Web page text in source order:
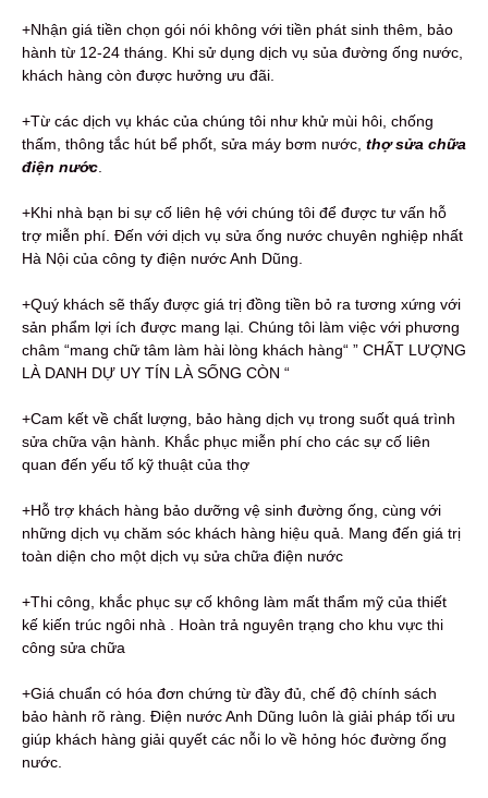
+Nhận giá tiền chọn gói nói không với tiền phát sinh thêm, bảo
hành từ 12-24 tháng. Khi sử dụng dịch vụ sủa đường ống nước,
khách hàng còn được hưởng ưu đãi.
+Từ các dịch vụ khác của chúng tôi như khử mùi hôi, chống
thấm, thông tắc hút bể phốt, sửa máy bơm nước, thợ sửa chữa
điện nước.
+Khi nhà bạn bi sự cố liên hệ với chúng tôi để được tư vấn hỗ
trợ miễn phí. Đến với dịch vụ sửa ống nước chuyên nghiệp nhất
Hà Nội của công ty điện nước Anh Dũng.
+Quý khách sẽ thấy được giá trị đồng tiền bỏ ra tương xứng với
sản phẩm lợi ích được mang lại. Chúng tôi làm việc với phương
châm “mang chữ tâm làm hài lòng khách hàng“ ” CHẤT LƯỢNG
LÀ DANH DỰ UY TÍN LÀ SỐNG CÒN “
+Cam kết về chất lượng, bảo hàng dịch vụ trong suốt quá trình
sửa chữa vận hành. Khắc phục miễn phí cho các sự cố liên
quan đến yếu tố kỹ thuật của thợ
+Hỗ trợ khách hàng bảo dưỡng vệ sinh đường ống, cùng với
những dịch vụ chăm sóc khách hàng hiệu quả. Mang đến giá trị
toàn diện cho một dịch vụ sửa chữa điện nước
+Thi công, khắc phục sự cố không làm mất thẩm mỹ của thiết
kế kiến trúc ngôi nhà . Hoàn trả nguyên trạng cho khu vực thi
công sửa chữa
+Giá chuẩn có hóa đơn chứng từ đầy đủ, chế độ chính sách
bảo hành rõ ràng. Điện nước Anh Dũng luôn là giải pháp tối ưu
giúp khách hàng giải quyết các nỗi lo về hỏng hóc đường ống
nước.